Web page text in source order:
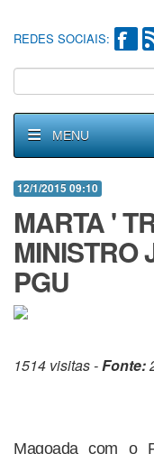
REDES SOCIAIS:
MENU
12/1/2015 09:10
MARTA '
MINISTRO
PGU
1514 visitas -Fonte:
Magoada com o